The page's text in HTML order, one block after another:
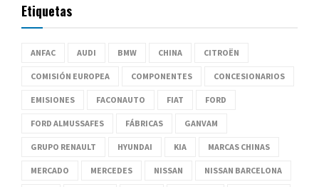
Etiquetas
ANFAC AUDI BMW CHINA CITROËN
COMISIÓN EUROPEA COMPONENTES CONCESIONARIOS
EMISIONES FACONAUTO FIAT FORD
FORD ALMUSSAFES FÁBRICAS GANVAM
GRUPO RENAULT HYUNDAI KIA MARCAS CHINAS
MERCADO MERCEDES NISSAN NISSAN BARCELONA